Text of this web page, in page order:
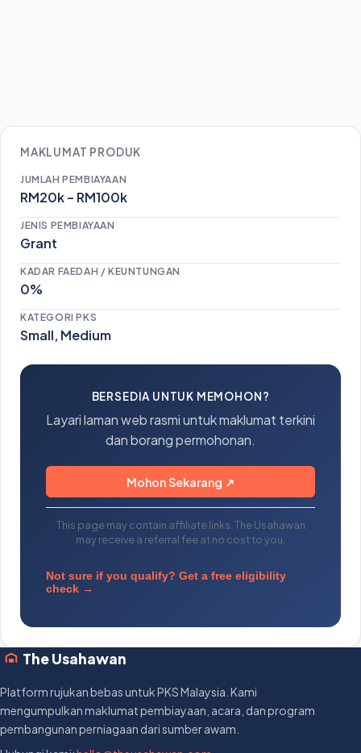
MAKLUMAT PRODUK
JUMLAH PEMBIAYAAN
RM20k – RM100k
JENIS PEMBIAYAAN
Grant
KADAR FAEDAH / KEUNTUNGAN
0%
KATEGORI PKS
Small, Medium
BERSEDIA UNTUK MEMOHON?
Layari laman web rasmi untuk maklumat terkini
dan borang permohonan.
Mohon Sekarang ↗
This page may contain affiliate links. The Usahawan
may receive a referral fee at no cost to you.
Not sure if you qualify? Get a free eligibility
check →
The Usahawan
Platform rujukan bebas untuk PKS Malaysia. Kami
mengumpulkan maklumat pembiayaan, acara, dan program
pembangunan perniagaan dari sumber awam.